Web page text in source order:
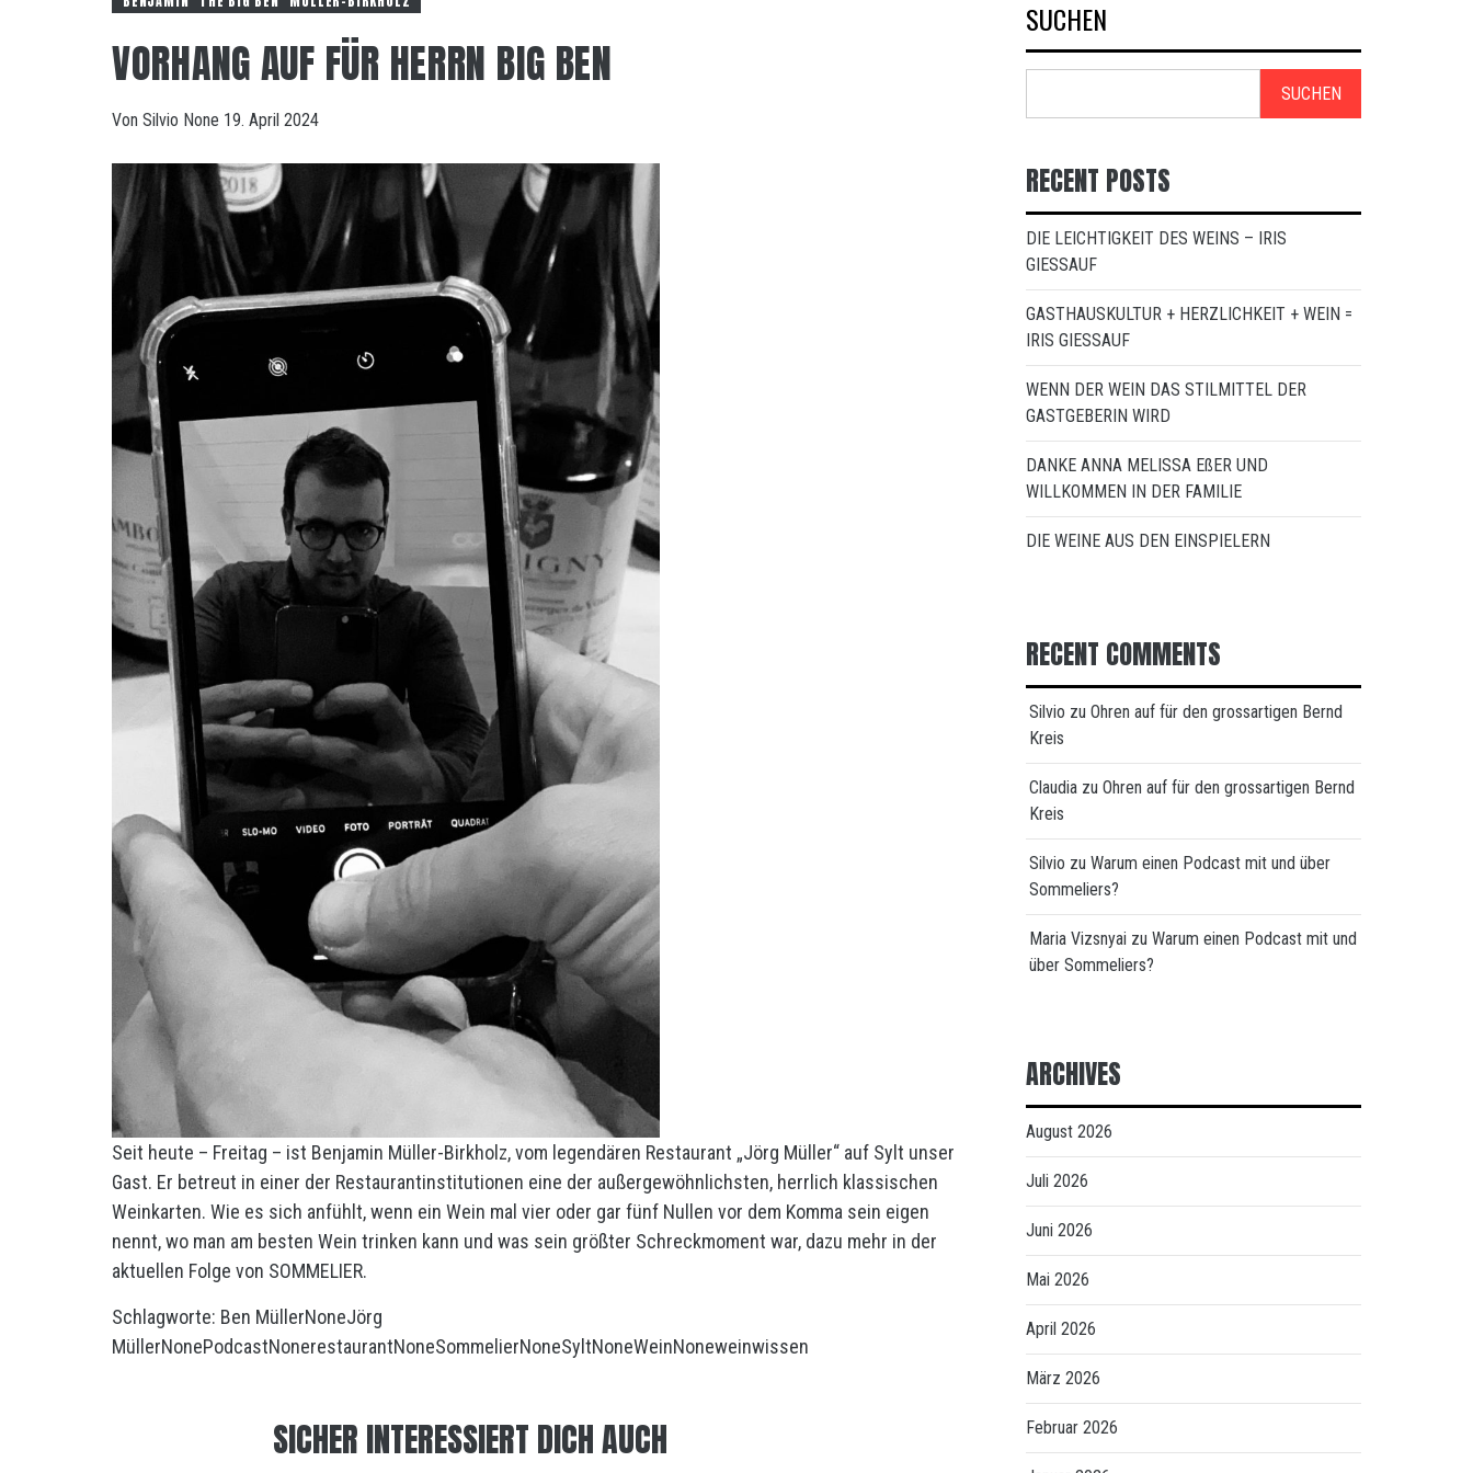
VORHANG AUF FÜR HERRN BIG BEN
Von Silvio None 19. April 2024
Seit heute – Freitag – ist Benjamin Müller-Birkholz, vom legendären Restaurant „Jörg Müller“ auf Sylt unser
Gast. Er betreut in einer der Restaurantinstitutionen eine der außergewöhnlichsten, herrlich klassischen
Weinkarten. Wie es sich anfühlt, wenn ein Wein mal vier oder gar fünf Nullen vor dem Komma sein eigen
nennt, wo man am besten Wein trinken kann und was sein größter Schreckmoment war, dazu mehr in der
aktuellen Folge von SOMMELIER.
Schlagworte: Ben MüllerNoneJörg
MüllerNonePodcastNonerestaurantNoneSommelierNoneSyltNoneWeinNoneweinwissen
SICHER INTERESSIERT DICH AUCH
SUCHEN
SUCHEN
RECENT POSTS
DIE LEICHTIGKEIT DES WEINS – IRIS
GIESSAUF
GASTHAUSKULTUR + HERZLICHKEIT + WEIN =
IRIS GIESSAUF
WENN DER WEIN DAS STILMITTEL DER
GASTGEBERIN WIRD
DANKE ANNA MELISSA EßER UND
WILLKOMMEN IN DER FAMILIE
DIE WEINE AUS DEN EINSPIELERN
RECENT COMMENTS
Silvio zu Ohren auf für den grossartigen Bernd
Kreis
Claudia zu Ohren auf für den grossartigen Bernd
Kreis
Silvio zu Warum einen Podcast mit und über
Sommeliers?
Maria Vizsnyai zu Warum einen Podcast mit und
über Sommeliers?
ARCHIVES
August 2026
Juli 2026
Juni 2026
Mai 2026
April 2026
März 2026
Februar 2026